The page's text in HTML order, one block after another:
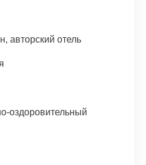
авторский отель
оздоровительный